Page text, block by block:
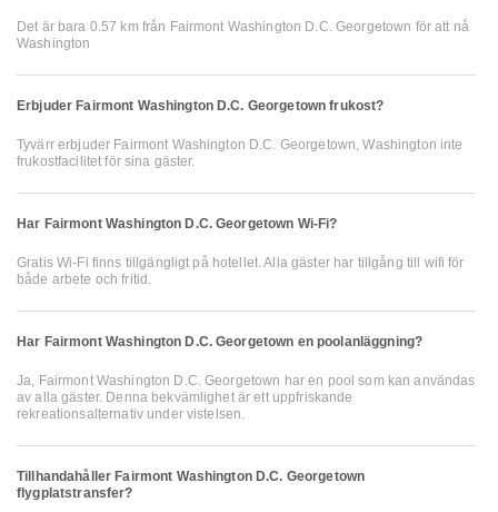
Det är bara 0.57 km från Fairmont Washington D.C. Georgetown för att nå
Washington
Erbjuder Fairmont Washington D.C. Georgetown frukost?
Tyvärr erbjuder Fairmont Washington D.C. Georgetown, Washington inte
frukostfacilitet för sina gäster.
Har Fairmont Washington D.C. Georgetown Wi-Fi?
Gratis Wi-Fi finns tillgängligt på hotellet. Alla gäster har tillgång till wifi för
både arbete och fritid.
Har Fairmont Washington D.C. Georgetown en poolanläggning?
Ja, Fairmont Washington D.C. Georgetown har en pool som kan användas
av alla gäster. Denna bekvämlighet är ett uppfriskande
rekreationsalternativ under vistelsen.
Tillhandahåller Fairmont Washington D.C. Georgetown
flygplatstransfer?